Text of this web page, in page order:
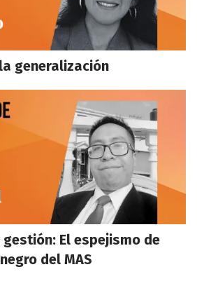
generalización
gestión: El espejismo de
del MAS